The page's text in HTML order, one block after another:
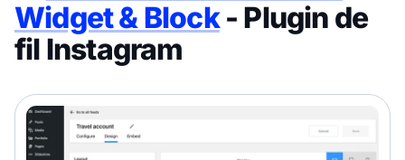
Widget & Block- Plugin de
fil Instagram